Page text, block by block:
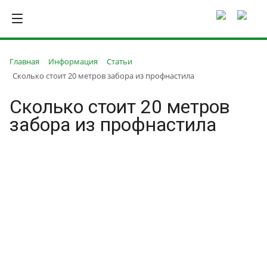
Главная Информация
Статьи
Сколько стоит 20 метров забора из профнастила
Сколько стоит 20 метров
забора из профнастила